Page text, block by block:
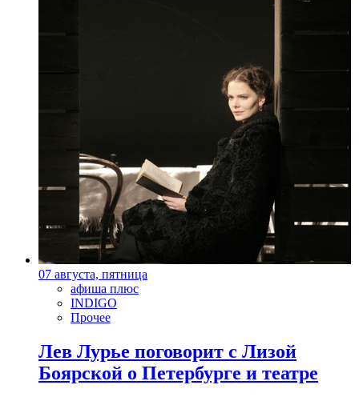
07 августа, пятница
афиша плюс
INDIGO
Прочее
Лев Лурье поговорит с Лизой
Боярской о Петербурге и театре